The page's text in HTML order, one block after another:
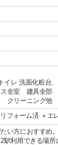
イレ 洗面化粧台
ス全室 建具全
クリーニング他
リフォーム済 エ
い方におすすめ
駅利用できる場